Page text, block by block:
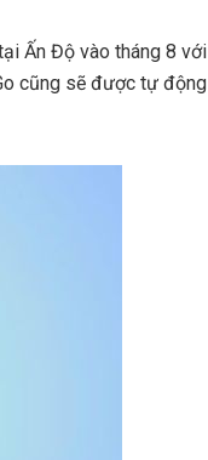
Ấn Độ vào tháng 8 với
cũng sẽ được tự động